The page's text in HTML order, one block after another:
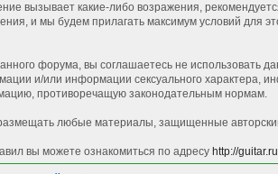
вызывает какие-либо возражения,
и мы будем прилагать максимум условий для
форума, вы соглашаетесь не
и/или информации сексуального характера,
противоречащую законодательным нормам.
любые материалы, защищенные
вы можете ознакомиться по адресу http://